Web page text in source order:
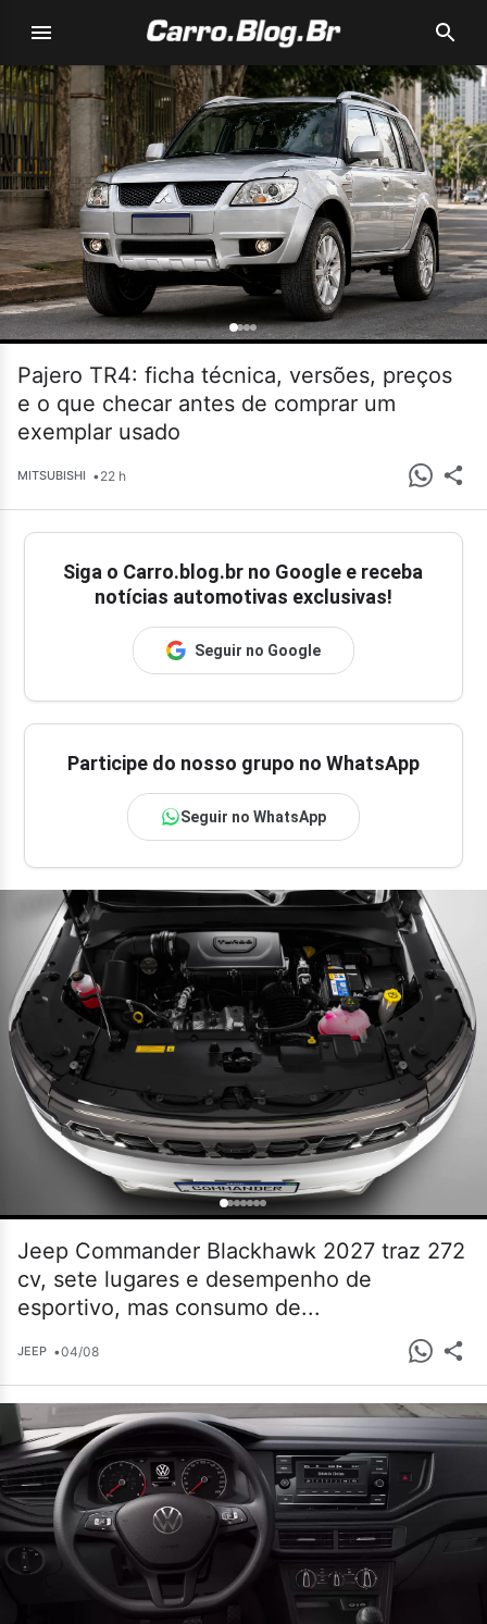
Pajero TR4: ficha técnica, versões, preços
e o que checar antes de comprar um
exemplar usado
MITSUBISHI •22 h
Siga o Carro.blog.br no Google e receba
notícias automotivas exclusivas!
Seguir no Google
Participe do nosso grupo no WhatsApp
Seguir no WhatsApp
Jeep Commander Blackhawk 2027 traz 272
cv, sete lugares e desempenho de
esportivo, mas consumo de...
JEEP •04/08